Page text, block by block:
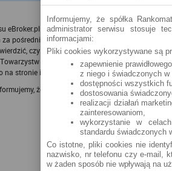
eBroker.pl - Rankomat.pl nie weryfikuje opinii,
pośrednictwem systemu Disqus, zarówno w
czy użytkownicy faktycznie korzystali z
Ubezpieczeniowych (TU) (za
na stronie instytucji), których dotyczy opinia.
że w Serwisie publikowane są zarówno
Informujemy, że spółka
administrator serwisu stosuje
informacjami:
Pliki cookies wykorzystywane są
zapewnienie
z niego i świadczonych w
dostępności wszystkich
dostosowania
realizacji działań
zainteresowaniom,
wykorzystanie w
standardu świadczonych
Co istotne, pliki cookies nie
nazwisko, nr telefonu czy e-mail,
w żaden sposób nie wpływają na